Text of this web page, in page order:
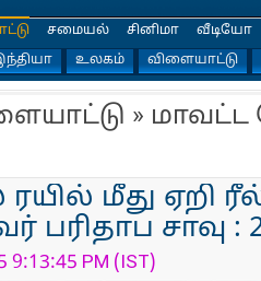
உலகம் விளையாட்டு
சமையல் சினிமா வீடியோ
» மாவட்ட
ரயில் மீது ஏறி
பரிதாப சாவு :
PM (IST)